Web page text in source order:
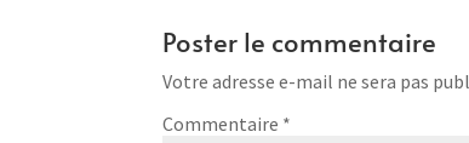
Poster le commentaire
Votre adresse e-mail ne sera pas
Commentaire *